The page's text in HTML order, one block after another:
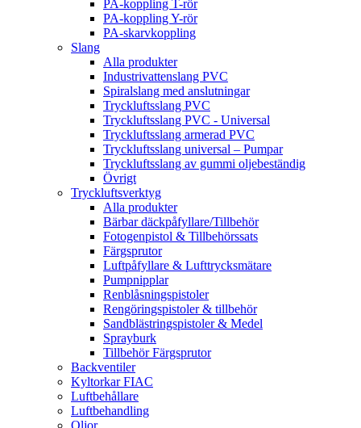
PA-koppling T-rör
PA-koppling Y-rör
PA-skarvkoppling
Slang
Alla produkter
Industrivattenslang PVC
Spiralslang med anslutningar
Tryckluftsslang PVC
Tryckluftsslang PVC - Universal
Tryckluftsslang armerad PVC
Tryckluftsslang universal – Pumpar
Tryckluftsslang av gummi oljebeständig
Övrigt
Tryckluftsverktyg
Alla produkter
Bärbar däckpåfyllare/Tillbehör
Fotogenpistol & Tillbehörssats
Färgsprutor
Luftpåfyllare & Lufttrycksmätare
Pumpnipplar
Renblåsningspistoler
Rengöringspistoler & tillbehör
Sandblästringspistoler & Medel
Sprayburk
Tillbehör Färgsprutor
Backventiler
Kyltorkar FIAC
Luftbehållare
Luftbehandling
Oljor